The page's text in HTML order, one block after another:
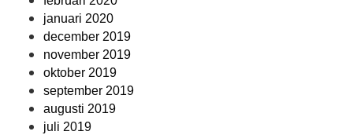
januari 2020
december 2019
november 2019
oktober 2019
september 2019
augusti 2019
juli 2019